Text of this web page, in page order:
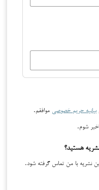
بیانیه حریم خصوصی
موافقم.
شوم.
هستید؟
نشریه با من تماس گرفته شود.